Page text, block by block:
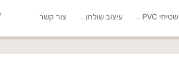
שטיחי PVC עיצוב שולחן צור קשר